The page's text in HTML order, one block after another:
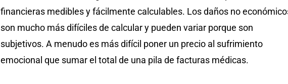
financieras medibles y fácilmente calculables. Los daños no
son mucho más difíciles de calcular y pueden variar porque son
subjetivos. A menudo es más difícil poner un precio al sufrimiento
emocional que sumar el total de una pila de facturas médicas.